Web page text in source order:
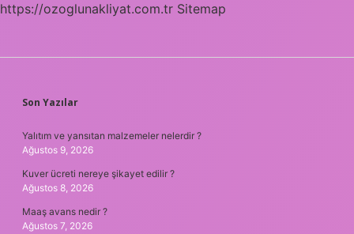
https://ozoglunakliyat.com.tr Sitemap
SIDEBAR
Son Yazılar
Yalıtım ve yansıtan malzemeler nelerdir ?
Ağustos 9, 2026
Kuver ücreti nereye şikayet edilir ?
Ağustos 8, 2026
Maaş avans nedir ?
Ağustos 7, 2026